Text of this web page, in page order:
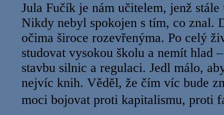
Jula Fučík je nám učitelem, jenž
Nikdy nebyl spokojen s tím, co znal.
očima široce rozevřenýma. Po celý
studovat vysokou školu a nemít hlad
stavbu silnic a regulaci. Jedl málo,
nejvíc knih. Věděl, že čím víc bude
moci bojovat proti kapitalismu,